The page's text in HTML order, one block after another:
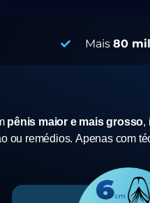
Mais 80 mil
pênis maior e mais grosso,
ou remédios.Apenas com